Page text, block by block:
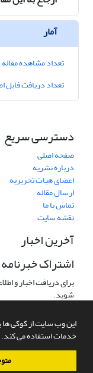
این وب سایت از کوکی ها
خدمات استفاده می کند.
آمار
تعداد مشاهده مقاله
تعداد دریافت فایل
دسترسی سریع
صفحه اصلی
درباره نشریه
اعضای هیات تحریریه
ارسال مقاله
تماس با ما
نقشه سایت
آخرین اخبار
اشتراک خبرنامه
برای دریافت اخبار و
شوید.